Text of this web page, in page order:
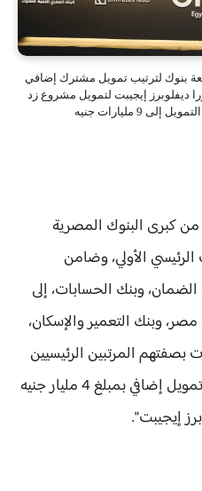
بنوك لترتيب تمويل مشترك إضافي
أورا ديفلوبرز إيجيبت لتمويل مشروع زد
9 مليارات جنيه
كبرى البنوك المصرية
الأولي، وضامن
وبنك الحسابات، إلى
وبنك التعمير والإسكان،
بصفتهم المرتبين الرئيسيين
وضامني التغطية. في إبرام عقد تمويل إضافي بمبلغ 4 مليار جنيه
إيجيبت".